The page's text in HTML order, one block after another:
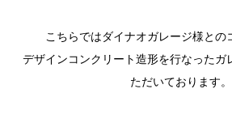
こちらではダイナオガレージ様との
デザインコンクリート造形を行なったガ
ただいております。